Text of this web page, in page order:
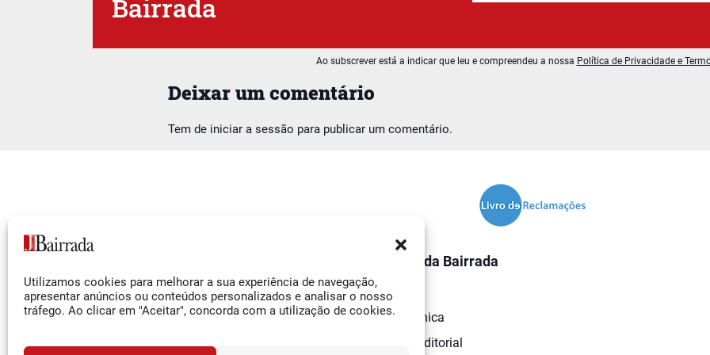
Utilizamos cookies para melhorar a sua experiência de navegação,
apresentar anúncios ou conteúdos personalizados e analisar o nosso
tráfego. Ao clicar em "Aceitar", concorda com a utilização de cookies.
Deixar um comentário
Tem de iniciar a sessão para publicar um comentário.
Bairrada
Ao subscrever está a indicar que leu e compreendeu a nossa Política de Privacidade e
Facebook
Instagram
YouTube
O Jornal da Bairrada
Contactos
Ficha Técnica
Estatuto Editorial